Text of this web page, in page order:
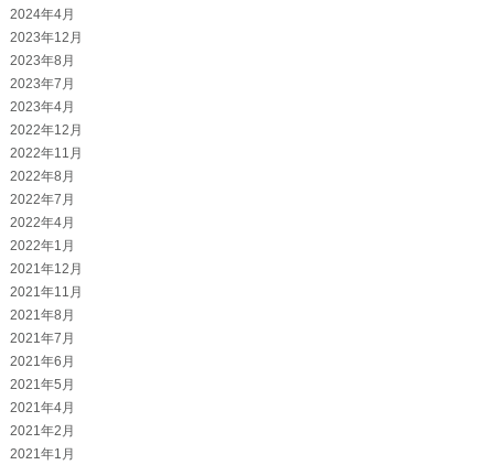
2024年4月
2023年12月
2023年8月
2023年7月
2023年4月
2022年12月
2022年11月
2022年8月
2022年7月
2022年4月
2022年1月
2021年12月
2021年11月
2021年8月
2021年7月
2021年6月
2021年5月
2021年4月
2021年2月
2021年1月